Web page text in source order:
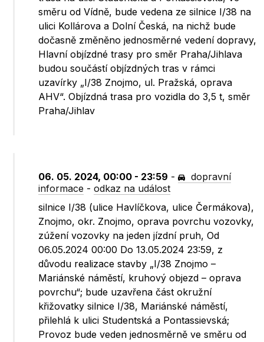
směru od Vídně, bude vedena ze silnice I/38 na
ulici Kollárova a Dolní Česká, na nichž bude
dočasně změněno jednosměrné vedení dopravy,
Hlavní objízdné trasy pro směr Praha/Jihlava
budou součástí objízdných tras v rámci
uzavírky „I/38 Znojmo, ul. Pražská, oprava
AHV“. Objízdná trasa pro vozidla do 3,5 t, směr
Praha/Jihlav
06. 05. 2024, 00:00 - 23:59 -
dopravní
informace -odkaz na událost
silnice I/38 (ulice Havlíčkova, ulice Čermákova),
Znojmo, okr. Znojmo, oprava povrchu vozovky,
zúžení vozovky na jeden jízdní pruh, Od
06.05.2024 00:00 Do 13.05.2024 23:59, z
důvodu realizace stavby „I/38 Znojmo –
Mariánské náměstí, kruhový objezd – oprava
povrchu“; bude uzavřena část okružní
křižovatky silnice I/38, Mariánské náměstí,
přilehlá k ulici Studentská a Pontassievská;
Provoz bude veden jednosměrně ve směru od